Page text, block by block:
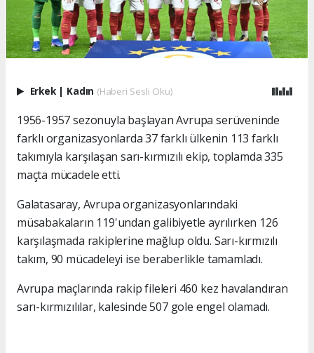
Erkek | Kadın (Haberi Sesli Oku)
1956-1957 sezonuyla başlayan Avrupa serüveninde
farklı organizasyonlarda 37 farklı ülkenin 113 farklı
takımıyla karşılaşan sarı-kırmızılı ekip, toplamda 335
maçta mücadele etti.
Galatasaray, Avrupa organizasyonlarındaki
müsabakaların 119'undan galibiyetle ayrılırken 126
karşılaşmada rakiplerine mağlup oldu. Sarı-kırmızılı
takım, 90 mücadeleyi ise beraberlikle tamamladı.
Avrupa maçlarında rakip fileleri 460 kez havalandıran
sarı-kırmızılılar, kalesinde 507 gole engel olamadı.